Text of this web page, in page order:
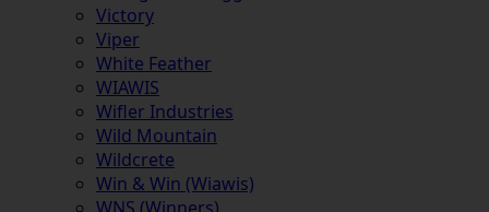
Victory
Viper
White Feather
WIAWIS
Wifler Industries
Wild Mountain
Wildcrete
Win & Win (Wiawis)